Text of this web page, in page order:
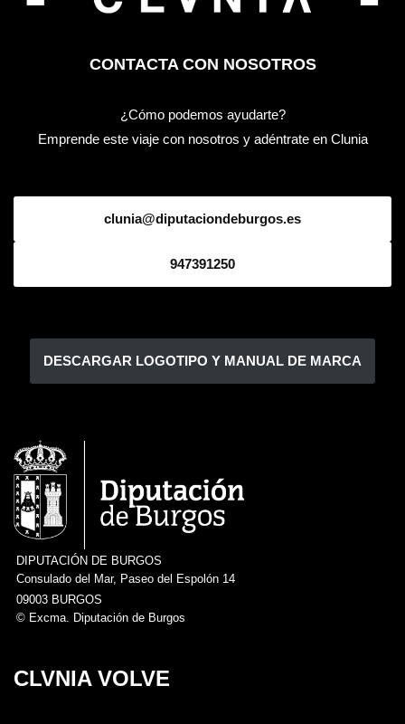
¿Cómo podemos ayudarte?
clunia@diputaciondeburgos.es
DIPUTACIÓN DE BURGOS
Consulado del Mar, Paseo del Espolón 14
09003 BURGOS
© Excma. Diputación de Burgos
CLVNIA VOLVE
Neve| Funciona gracias a